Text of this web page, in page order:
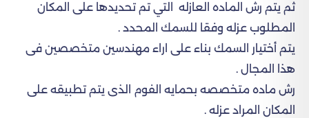
ثم يتم رش الماده العازله التي تم تحديدها على المكان
المطلوب عزله وفقا للسمك المحدد .
يتم أختيار السمك بناء على اراء مهندسين متخصصين فى
هذا المجال .
رش ماده متخصصه بحمايه الفوم الذى يتم تطبيقه على
المكان المراد عزله .